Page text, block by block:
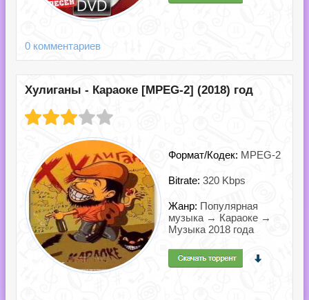
0 комментариев
Хулиганы - Караоке [MPEG-2] (2018) год
Формат/Кодек: MPEG-2
Bitrate: 320 Kbps
Жанр: Популярная
музыка → Караоке →
Музыка 2018 года